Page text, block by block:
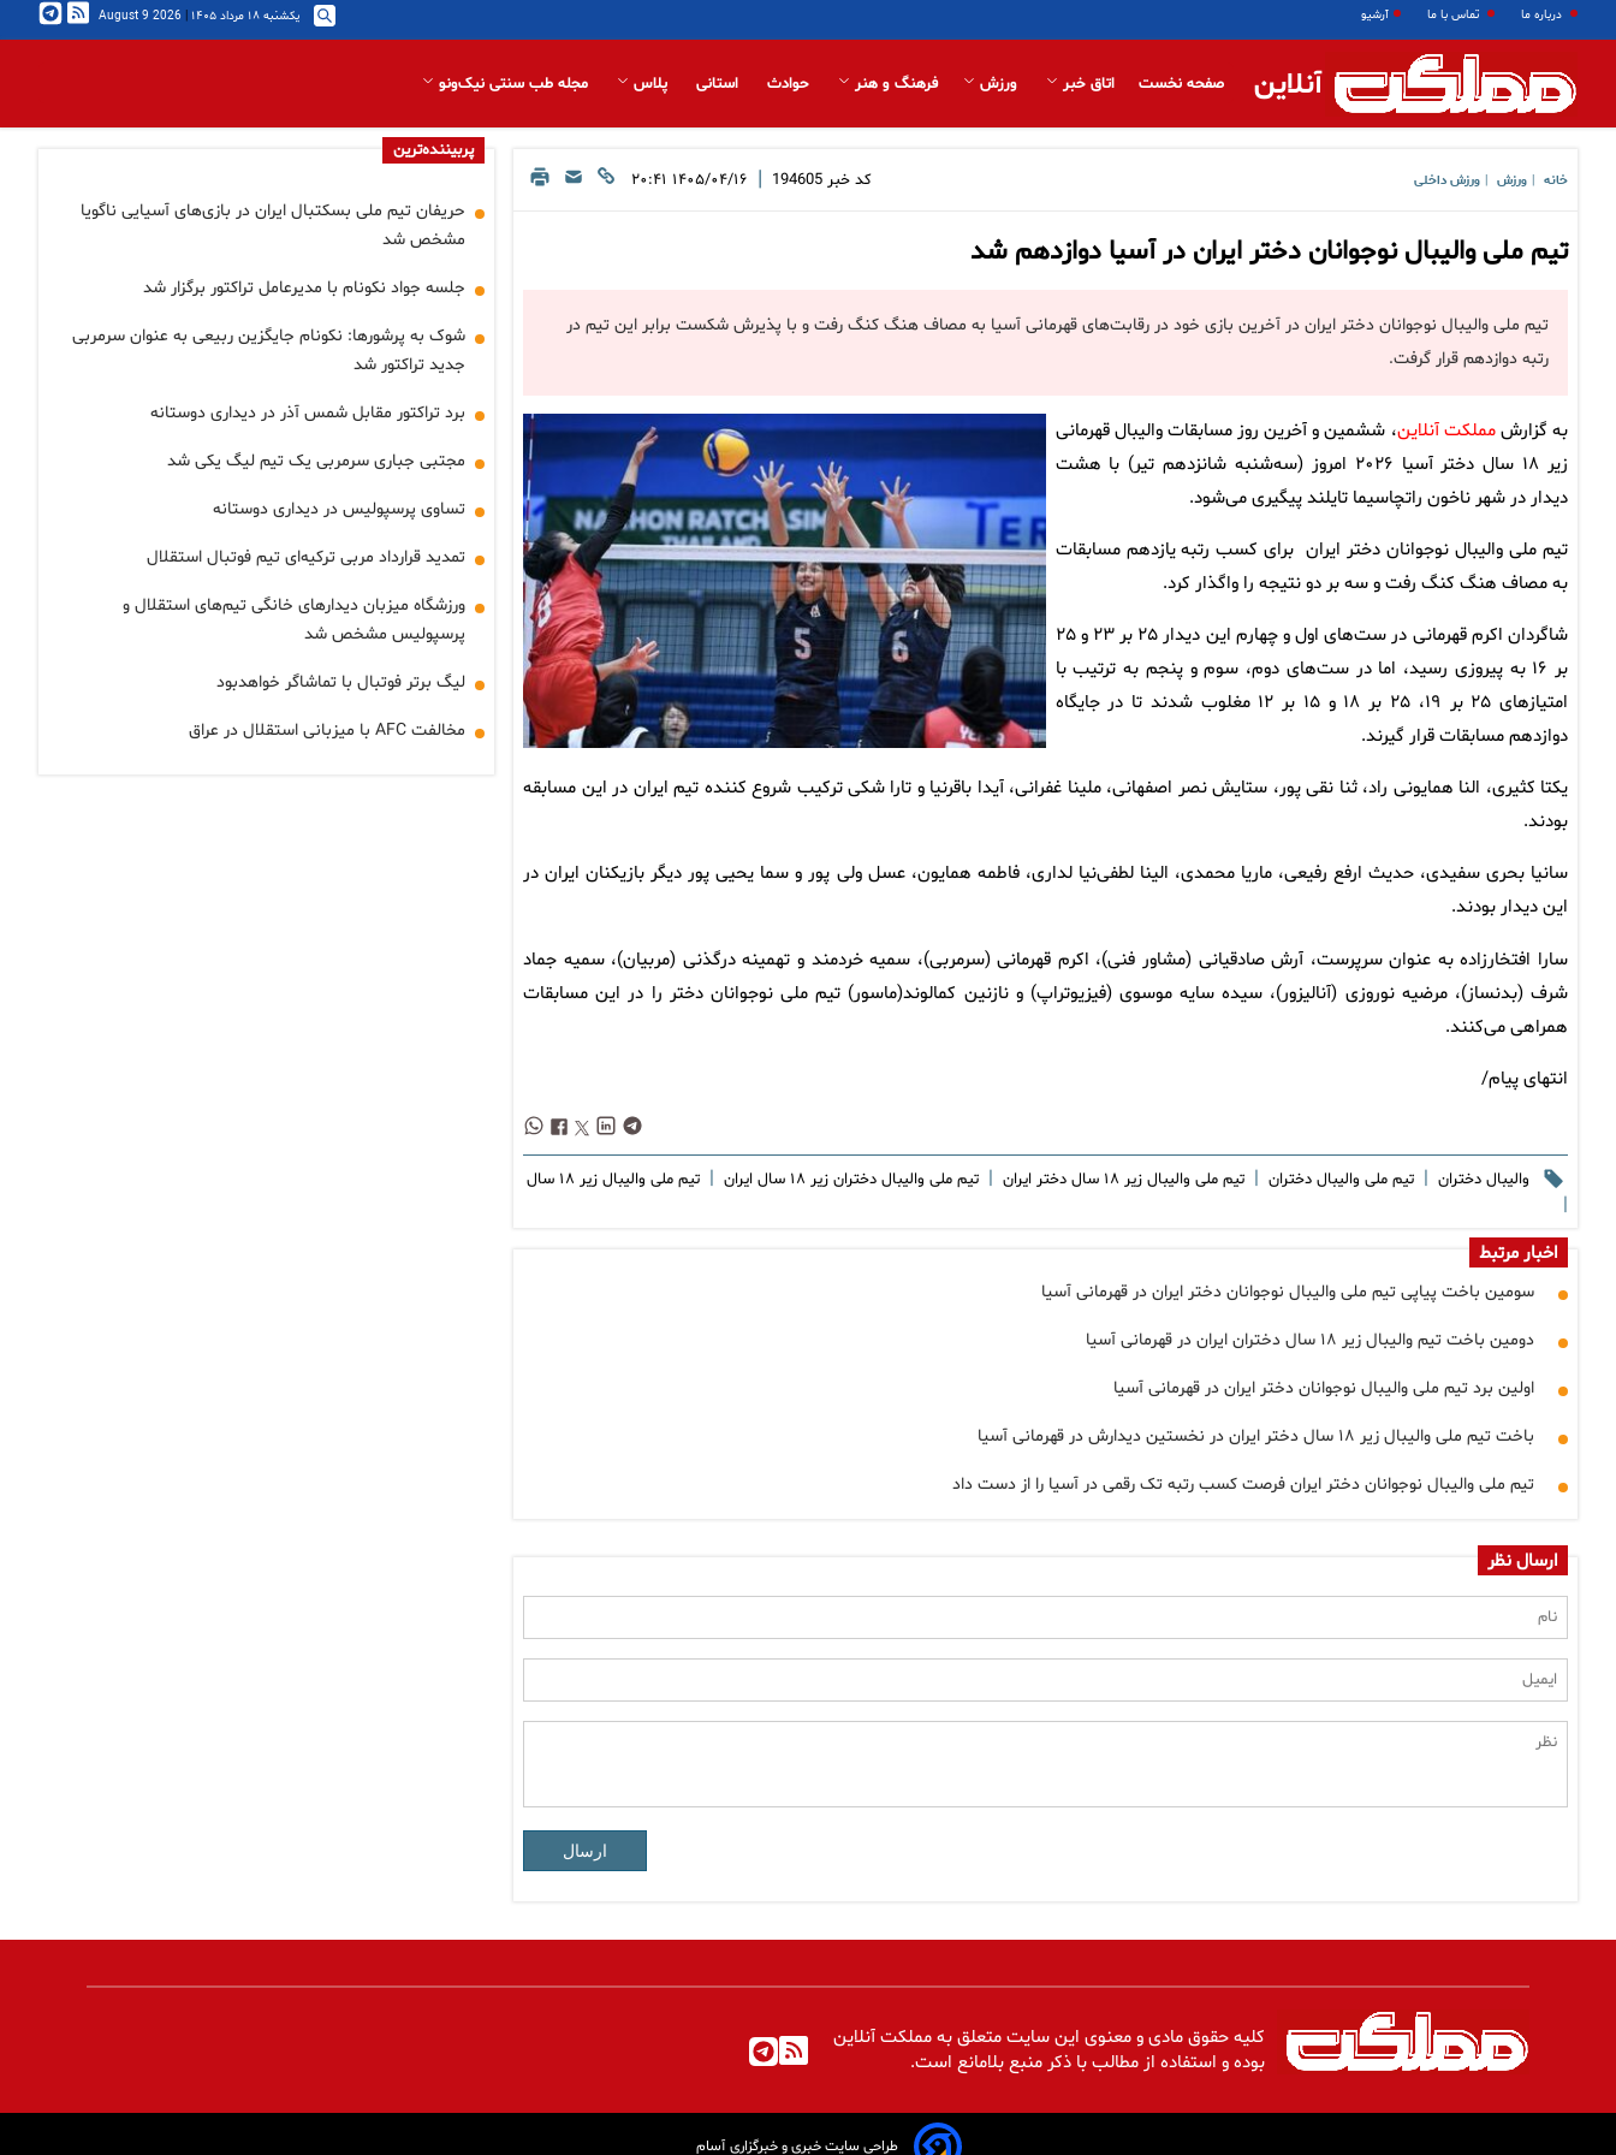
درباره ما تماس با ما آرشیو یکشنبه ۱۸ مرداد ۱۴۰۵ |
2026 August 9
آنلاین صفحه نخست اتاق خبر ورزش فرهنگ و هنر حوادث استانی پلاس مجله طب سنتی نیک‌ونو
خانه ورزش ورزش داخلی کد خبر 194605
| ۱۴۰۵/۰۴/۱۶ ۲۰:۴۱
تیم ملی والیبال نوجوانان دختر ایران در آسیا دوازدهم شد
تیم ملی والیبال نوجوانان دختر ایران در آخرین بازی خود در رقابت‌های قهرمانی آسیا به مصاف هنگ کنگ رفت و با پذیرش شکست برابر این تیم در
رتبه دوازدهم قرار گرفت.
به گزارشمملکت آنلاین، ششمین و آخرین روز مسابقات والیبال قهرمانی
زیر ۱۸ سال دختر آسیا ۲۰۲۶ امروز (سه‌شنبه شانزدهم تیر) با هشت
دیدار در شهر ناخون راتچاسیما تایلند پیگیری می‌شود.
تیم ملی والیبال نوجوانان دختر ایران برای کسب رتبه یازدهم مسابقات
به مصاف هنگ کنگ رفت و سه بر دو نتیجه را واگذار کرد.
شاگردان اکرم قهرمانی در ست‌های اول و چهارم این دیدار ۲۵ بر ۲۳ و ۲۵
بر ۱۶ به پیروزی رسید، اما در ست‌های دوم، سوم و پنجم به ترتیب با
امتیازهای ۲۵ بر ۱۹، ۲۵ بر ۱۸ و ۱۵ بر ۱۲ مغلوب شدند تا در جایگاه
دوازدهم مسابقات قرار گیرند.
یکتا کثیری، النا همایونی راد، ثنا نقی پور، ستایش نصر اصفهانی، ملینا غفرانی، آیدا باقرنیا و تارا شکی ترکیب شروع کننده تیم ایران در این مسابقه
بودند.
سانیا بحری سفیدی، حدیث ارفع رفیعی، ماریا محمدی، الینا لطفی‌نیا لداری، فاطمه همایون، عسل ولی پور و سما یحیی پور دیگر بازیکنان ایران در
این دیدار بودند.
سارا افتخارزاده به عنوان سرپرست، آرش صادقیانی (مشاور فنی)، اکرم قهرمانی (سرمربی)، سمیه خردمند و تهمینه درگذنی (مربیان)، سمیه جماد
شرف (بدنساز)، مرضیه نوروزی (آنالیزور)، سیده سایه موسوی (فیزیوتراپ) و نازنین کمالوند(ماسور) تیم ملی نوجوانان دختر را در این مسابقات
همراهی می‌کنند.
انتهای پیام/
والیبال دختران | تیم ملی والیبال دختران | تیم ملی والیبال زیر ۱۸ سال دختر ایران | تیم ملی والیبال دختران زیر ۱۸ سال ایران | تیم ملی والیبال زیر ۱۸ سال
|
اخبار مرتبط
سومین باخت پیاپی تیم ملی والیبال نوجوانان دختر ایران در قهرمانی آسیا
دومین باخت تیم والیبال زیر ۱۸ سال دختران ایران در قهرمانی آسیا
اولین برد تیم ملی والیبال نوجوانان دختر ایران در قهرمانی آسیا
باخت تیم ملی والیبال زیر ۱۸ سال دختر ایران در نخستین دیدارش در قهرمانی آسیا
تیم ملی والیبال نوجوانان دختر ایران فرصت کسب رتبه تک رقمی در آسیا را از دست داد
ارسال نظر
ارسال
پربیننده‌ترین
حریفان تیم ملی بسکتبال ایران در بازی‌های آسیایی ناگویا
مشخص شد
جلسه جواد نکونام با مدیرعامل تراکتور برگزار شد
شوک به پرشورها: نکونام جایگزین ربیعی به عنوان سرمربی
جدید تراکتور شد
برد تراکتور مقابل شمس آذر در دیداری دوستانه
مجتبی جباری سرمربی یک تیم لیگ یکی شد
تساوی پرسپولیس در دیداری دوستانه
تمدید قرارداد مربی ترکیه‌ای تیم فوتبال استقلال
ورزشگاه میزبان دیدارهای خانگی تیم‌های استقلال و
پرسپولیس مشخص شد
لیگ برتر فوتبال با تماشاگر خواهدبود
مخالفت AFC با میزبانی استقلال در عراق
کلیه حقوق مادی و معنوی این سایت متعلق به مملکت آنلاین
بوده و استفاده از مطالب با ذکر منبع بلامانع است.
طراحی سایت خبری و خبرگزاری آسام